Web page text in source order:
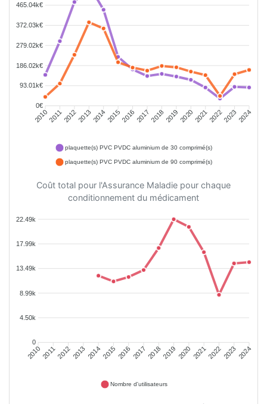
465.04k€
372.03k€
279.02k€
186.02k€
93.01k€
0€
201020112012201320142015201620172018201920202021202220232024
plaquette(s) PVC PVDC aluminium de 30 comprimé(s)
plaquette(s) PVC PVDC aluminium de 90 comprimé(s)
Coût total pour l'Assurance Maladie pour chaque
conditionnement du médicament
22.49k
17.99k
13.49k
8.99k
4.50k
0
2010201120122013 20142015 2016 2017 20182019 2020 202120222023 2024
Nombre d'utilisateurs